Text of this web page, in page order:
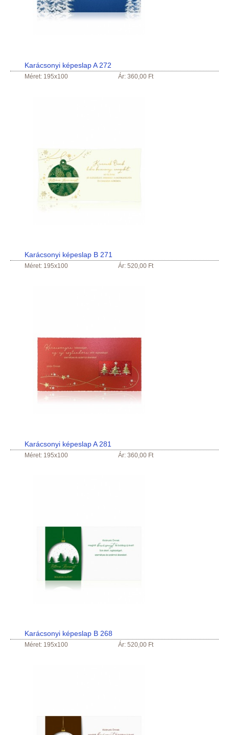
Karácsonyi képeslap A 272
Méret: 195x100 Ár: 360,00 Ft
Karácsonyi képeslap B 271
Méret: 195x100 Ár: 520,00 Ft
Karácsonyi képeslap A 281
Méret: 195x100 Ár: 360,00 Ft
Karácsonyi képeslap B 268
Méret: 195x100 Ár: 520,00 Ft